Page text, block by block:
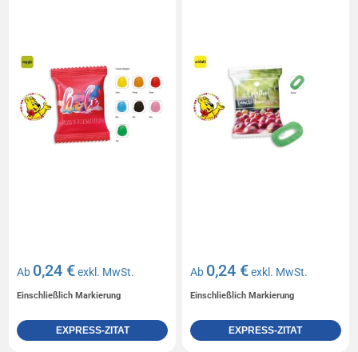
Ab 0,24 €exkl. MwSt.
Einschließlich Markierung
EXPRESS-ZITAT
Ab 0,24 €exkl. MwSt.
Einschließlich Markierung
EXPRESS-ZITAT